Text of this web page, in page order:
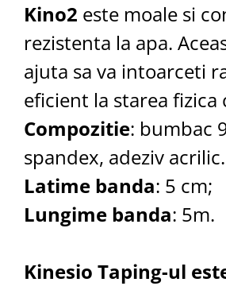
Kino2 este moale si
rezistenta la apa.
ajuta sa va intoarceti
eficient la starea fizica
Compozitie: bumbac
spandex, adeziv acrilic.
Latime banda: 5 cm;
Lungime banda: 5m.
Kinesio Taping-ul